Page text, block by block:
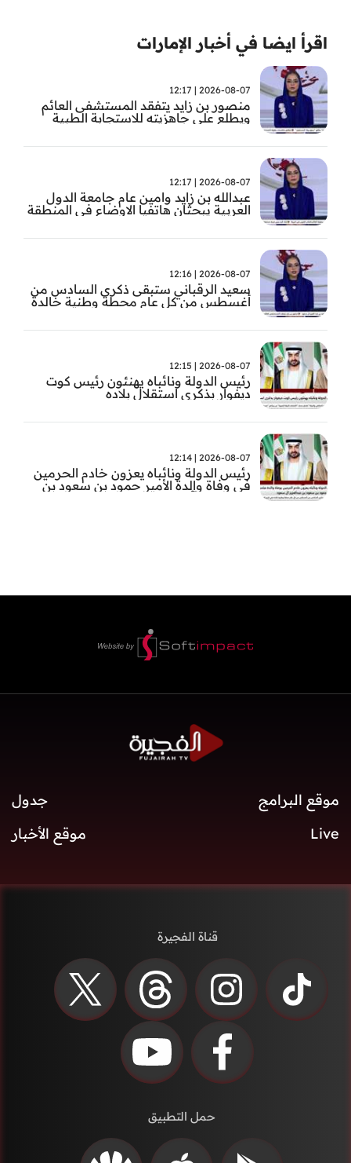
اقرأ ايضا في أخبار الإمارات
2026-08-07 | 12:17
منصور بن زايد يتفقد المستشفى العائم
ويطلع على جاهزيته للاستجابة الطبية
2026-08-07 | 12:17
عبدالله بن زايد وامين عام جامعة الدول
العربية يبحثان هاتفيا الاوضاع في المنطقة
2026-08-07 | 12:16
سعيد الرقباني ستبقى ذكرى السادس من
أغسطس من كل عام محطة وطنية خالدة
الوالد المؤسس
2026-08-07 | 12:15
رئيس الدولة ونائباه يهنئون رئيس كوت
ديفوار بذكرى استقلال بلاده
2026-08-07 | 12:14
رئيس الدولة ونائباه يعزون خادم الحرمين
في وفاة والدة الأمير حمود بن سعود بن
موقع البرامج
جدول
Live
موقع الأخبار
قناة الفجيرة
حمل التطبيق